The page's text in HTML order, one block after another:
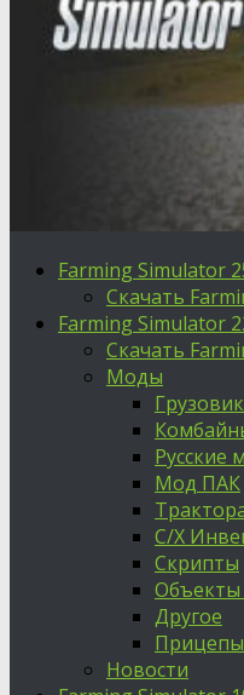
Farming Simulator
Скачать
Farming Simulator
Скачать
Моды
Русские
Мод ПАК
С/Х
Скрипты
Объекты
Другое
Прицепы
Новости